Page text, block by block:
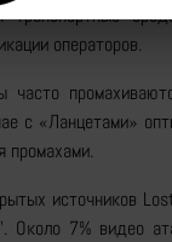
транспортные
операторов.
часто
с «Ланцетами»
промахами.
источников
Около 7% видео